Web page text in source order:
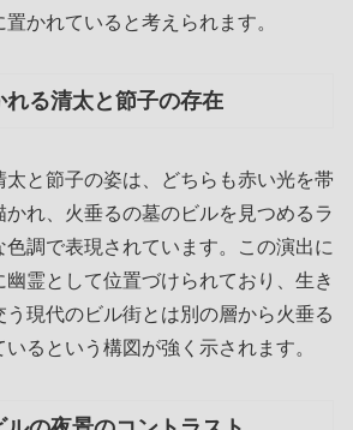
かれていると考えられます。
れる清太と節子の存在
と節子の姿は、どちらも赤い光を帯
れ、火垂るの墓のビルを見つめるラ
色調で表現されています。この演出に
幽霊として位置づけられており、生き
現代のビル街とは別の層から火垂る
るという構図が強く示されます。